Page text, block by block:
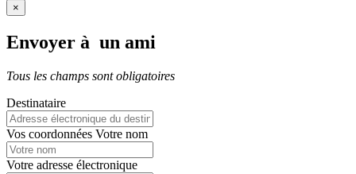
×
Envoyer à un ami
Tous les champs sont obligatoires
Destinataire
Vos coordonnées Votre nom
Votre adresse électronique